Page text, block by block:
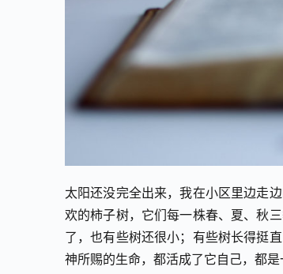
太阳还没完全出来，我在小区里边走
欢的柿子树，它们每一株春、夏、秋
了，也有些树还很小；有些树长得挺
神所赐的生命，都活成了它自己，都是